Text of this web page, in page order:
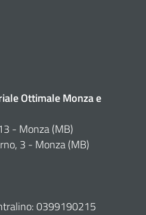
Ottimale Monza e
- Monza (MB)
3 - Monza (MB)
0399190215